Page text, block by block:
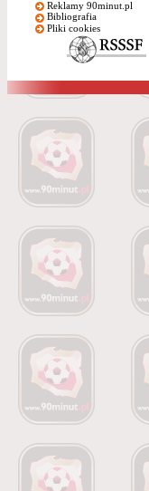
Reklamy 90minut.pl
Bibliografia
Pliki cookies